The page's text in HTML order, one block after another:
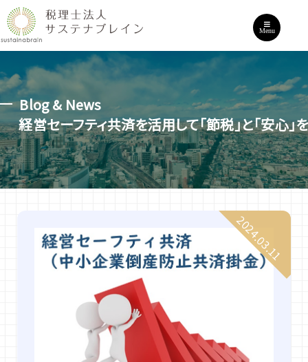
Menu
経営セーフティ共済を活用して「節税」と「安心」を
Blog & News
2024.03.11